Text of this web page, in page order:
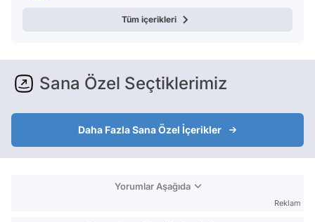
Tüm içerikleri
Sana Özel Seçtiklerimiz
Daha Fazla Sana Özel İçerikler
Yorumlar Aşağıda
Reklam